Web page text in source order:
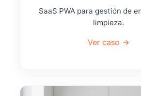
SaaS PWA para gestión de
limpieza.
Ver caso →